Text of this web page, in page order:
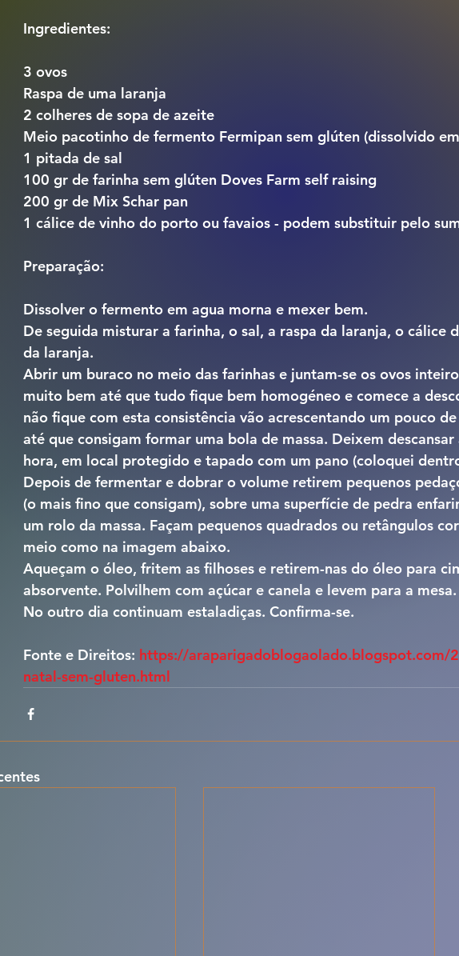
Ingredientes:
3 ovos
Raspa de uma laranja
2 colheres de sopa de azeite
Meio pacotinho de fermento Fermipan sem glúten (dissolvido
1 pitada de sal
100 gr de farinha sem glúten Doves Farm self raising
200 gr de Mix Schar pan
1 cálice de vinho do porto ou favaios - podem substituir pelo
Preparação:
Dissolver o fermento em agua morna e mexer bem.
De seguida misturar a farinha, o sal, a raspa da laranja, o cálice
da laranja.
Abrir um buraco no meio das farinhas e juntam-se os ovos
muito bem até que tudo fique bem homogéneo e comece a
não fique com esta consistência vão acrescentando um pouco
até que consigam formar uma bola de massa. Deixem descansar
hora, em local protegido e tapado com um pano (coloquei
Depois de fermentar e dobrar o volume retirem pequenos
(o mais fino que consigam), sobre uma superfície de pedra
um rolo da massa. Façam pequenos quadrados ou retângulos
meio como na imagem abaixo.
Aqueçam o óleo, fritem as filhoses e retirem-nas do óleo para
absorvente. Polvilhem com açúcar e canela e levem para a mesa.
No outro dia continuam estaladiças. Confirma-se.
Fonte e Direitos: https://araparigadoblogaolado.blogspot.com/
natal-sem-gluten.html